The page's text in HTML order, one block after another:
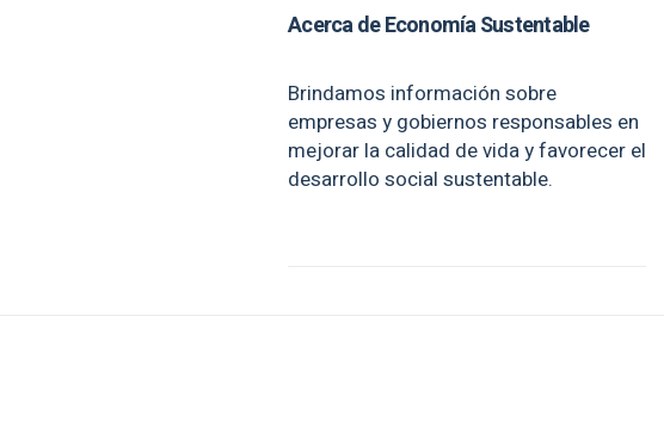
Acerca de Economía Sustentable
Brindamos información sobre
empresas y gobiernos responsables en
mejorar la calidad de vida y favorecer el
desarrollo social sustentable.